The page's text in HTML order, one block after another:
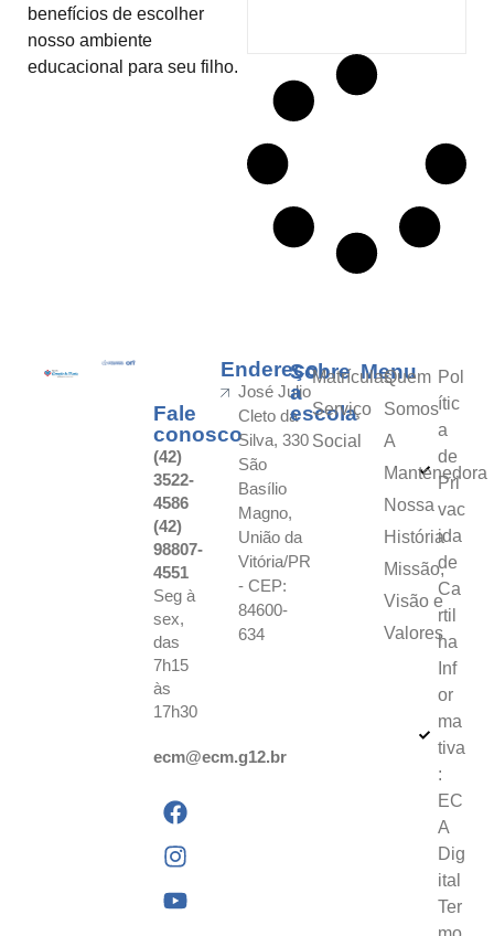
benefícios de escolher
nosso ambiente
educacional para seu filho.
Fale
conosco
(42)
3522-
4586
(42)
98807-
4551
Seg à
sex,
das
7h15
às
17h30
ecm@ecm.g12.br
Endereço
José Julio
Cleto da
Silva, 330
São
Basílio
Magno,
União da
Vitória/PR
- CEP:
84600-
634
Sobre
a
escola
Matrículas
Serviço
Social
Menu
Quem
Somos
A
Mantenedora
Nossa
História
Missão,
Visão e
Valores
Pol
ític
a
de
Pri
vac
ida
de
Ca
rtil
ha
Inf
or
ma
tiva
:
EC
A
Dig
ital
Ter